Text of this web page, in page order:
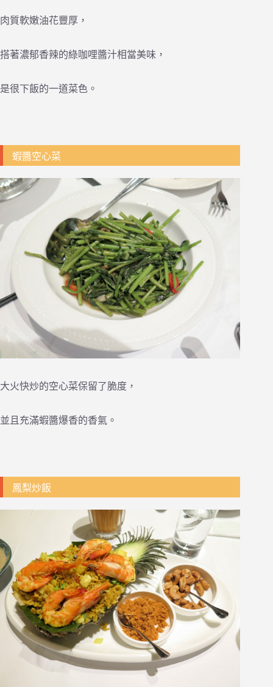
肉質軟嫩油花豐厚，
搭著濃郁香辣的綠咖哩醬汁相當美味，
是很下飯的一道菜色。
蝦醬空心菜
大火快炒的空心菜保留了脆度，
並且充滿蝦醬爆香的香氣。
鳳梨炒飯